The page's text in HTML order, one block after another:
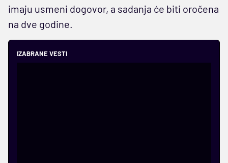
imaju usmeni dogovor, a sadanja će biti oročena
na dve godine.
IZABRANE VESTI